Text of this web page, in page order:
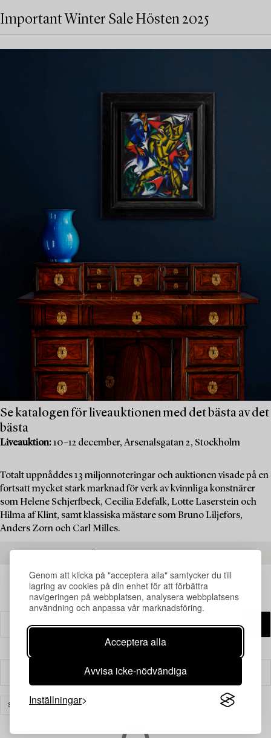
Genom att klicka på "acceptera alla" samtycker du till
lagring av cookies på din enhet för att förbättra
navigeringen på webbplatsen, analysera webbplatsens
användning och anpassa vår marknadsföring.
Acceptera alla
Avvisa icke-nödvändiga
Inställningar
Important Winter Sale Hösten 2025
Se katalogen för liveauktionen med det bästa av det
bästa
Liveauktion:10–12 december, Arsenalsgatan 2, Stockholm
Totalt uppnåddes 13 miljonnoteringar och auktionen visade på en
fortsatt mycket stark marknad för verk av kvinnliga konstnärer
som Helene Schjerfbeck, Cecilia Edefalk, Lotte Laserstein och
Hilma af Klint, samt klassiska mästare som Bruno Liljefors,
Anders Zorn och Carl Milles.
Filter
SILVER OCH PRECIOSA